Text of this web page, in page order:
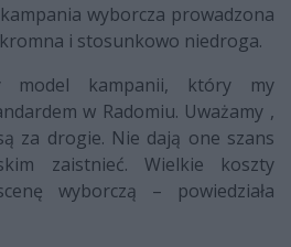
kampania wyborcza prowadzona
i stosunkowo niedroga.
model kampanii, który my
w Radomiu. Uważamy ,
za drogie. Nie dają one szans
zaistnieć. Wielkie koszty
wyborczą – powiedziała